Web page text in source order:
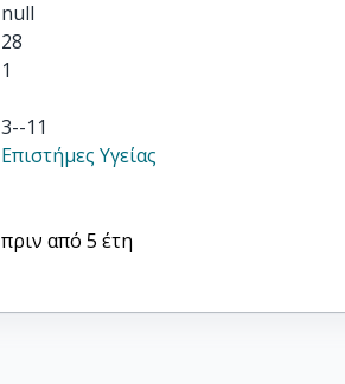
null
28
1
3--11
Επιστήμες Υγείας
πριν από 5 έτη